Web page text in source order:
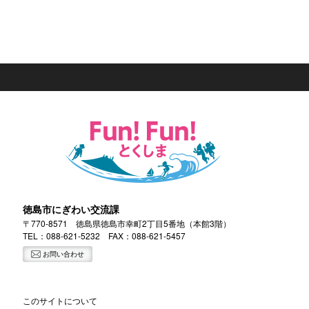
徳島市にぎわい交流課
〒770-8571 徳島県徳島市幸町2丁目5番地（本館3階）
TEL：088-621-5232 FAX：088-621-5457
お問い合わせ
このサイトについて